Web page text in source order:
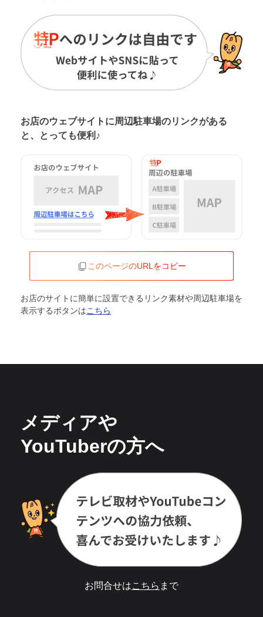
お店のウェブサイトに周辺駐車場のリンクがある
と、とっても便利♪
このページのURLをコピー
お店のサイトに簡単に設置できるリンク素材や周辺駐車場を
表示するボタンはこちら
メディアや
YouTuberの方へ
お問合せはこちら まで